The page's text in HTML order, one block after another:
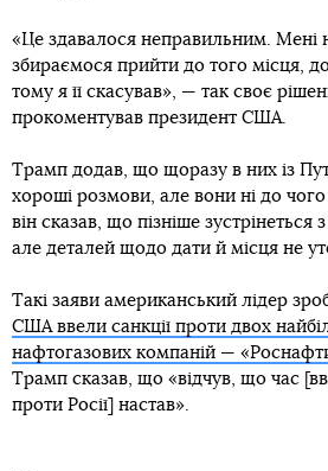
«Це здавалося неправильним. Мені
збираємося прийти до того місця,
тому я її скасував», — так своє
прокоментував президент США.
Трамп додав, що щоразу в них із
хороші розмови, але вони ні до
він сказав, що пізніше
але деталей щодо дати й місця не
Такі заяви американський лідер
США ввели санкції проти двох
нафтогазових компаній —
Трамп сказав, що «відчув, що час
проти Росії] настав».